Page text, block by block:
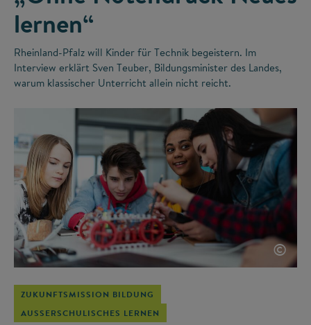
lernen“
Rheinland-Pfalz will Kinder für Technik begeistern. Im
Interview erklärt Sven Teuber, Bildungsminister des Landes,
warum klassischer Unterricht allein nicht reicht.
©
ZUKUNFTSMISSION BILDUNG
AUSSERSCHULISCHES LERNEN